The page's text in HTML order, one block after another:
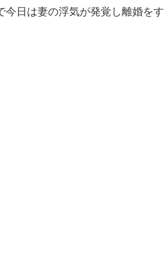
今日は妻の浮気が発覚し離婚を